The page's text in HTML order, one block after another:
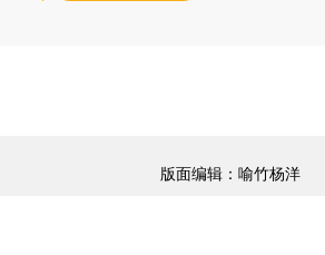
版面编辑：喻竹杨洋